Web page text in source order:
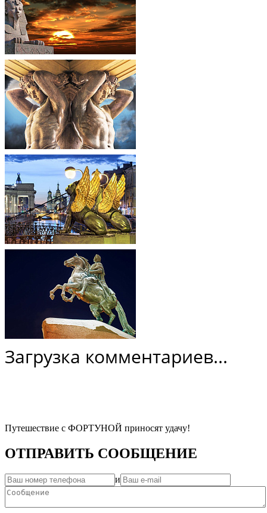
Загрузка комментариев...
Путешествие с ФОРТУНОЙ приносят удачу!
ОТПРАВИТЬ СООБЩЕНИЕ
и